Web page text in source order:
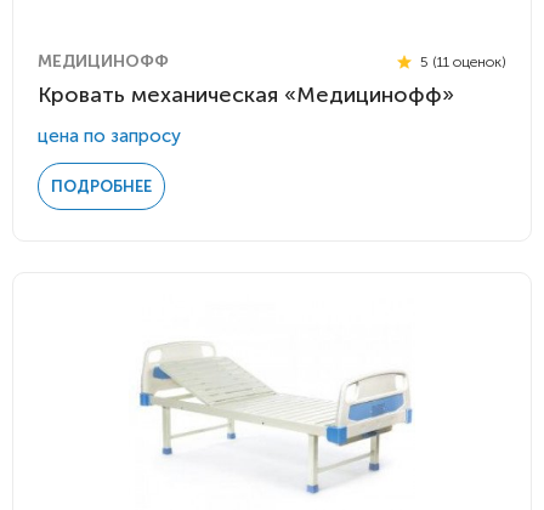
МЕДИЦИНОФФ 5 (11 оценок)
Кровать механическая «Медицинофф»
цена по запросу
ПОДРОБНЕЕ